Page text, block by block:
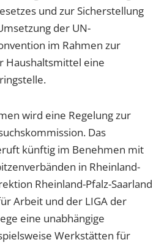
und zur Sicherstellung
der UN-
im Rahmen zur
Haushaltsmittel eine
wird eine Regelung zur
Das
künftig im Benehmen mit
in Rheinland-
Rheinland-Pfalz-Saarland
Arbeit und der LIGA der
eine unabhängige
Werkstätten für